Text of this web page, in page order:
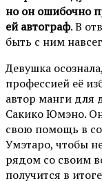
но он ошибочно
ей автограф. В
быть с ним
Девушка
профессией её
автор манги
Сакико Юмэно.
свою помощь в
Умэтаро, чтобы
рядом со своим
получится в